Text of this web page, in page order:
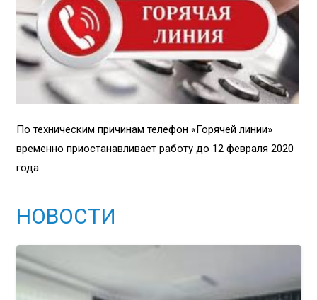
По техническим причинам телефон «Горячей линии»
временно приостанавливает работу до 12 февраля 2020
года.
НОВОСТИ